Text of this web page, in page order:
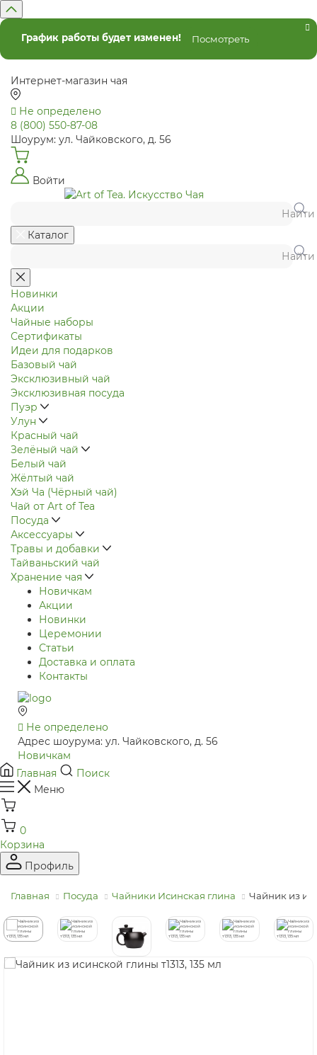
График работы будет изменен! Посмотреть
Интернет-магазин чая
Не определено
8 (800) 550-87-08
Шоурум: ул. Чайковского, д. 56
Войти
Найти
Каталог
Найти
Новинки
Акции
Чайные наборы
Сертификаты
Идеи для подарков
Базовый чай
Эксклюзивный чай
Эксклюзивная посуда
Пуэр
Улун
Красный чай
Зелёный чай
Белый чай
Жёлтый чай
Хэй Ча (Чёрный чай)
Чай от Art of Tea
Посуда
Аксессуары
Травы и добавки
Тайваньский чай
Хранение чая
Новичкам
Акции
Новинки
Церемонии
Статьи
Доставка и оплата
Контакты
Не определено
Адрес шоурума: ул. Чайковского, д. 56
Новичкам
Главная
Поиск
Меню
0
Корзина
Профиль
Главная Посуда Чайники Исинская глина Чайник из